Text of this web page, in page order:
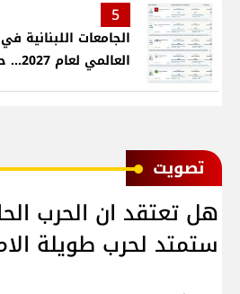
5
العالمي لعام 2027... حضور عالمي وعربي
ﺗﺼﻮﻳﺖ
هل تعتقد ان الحرب
ستمتد لحرب طويلة